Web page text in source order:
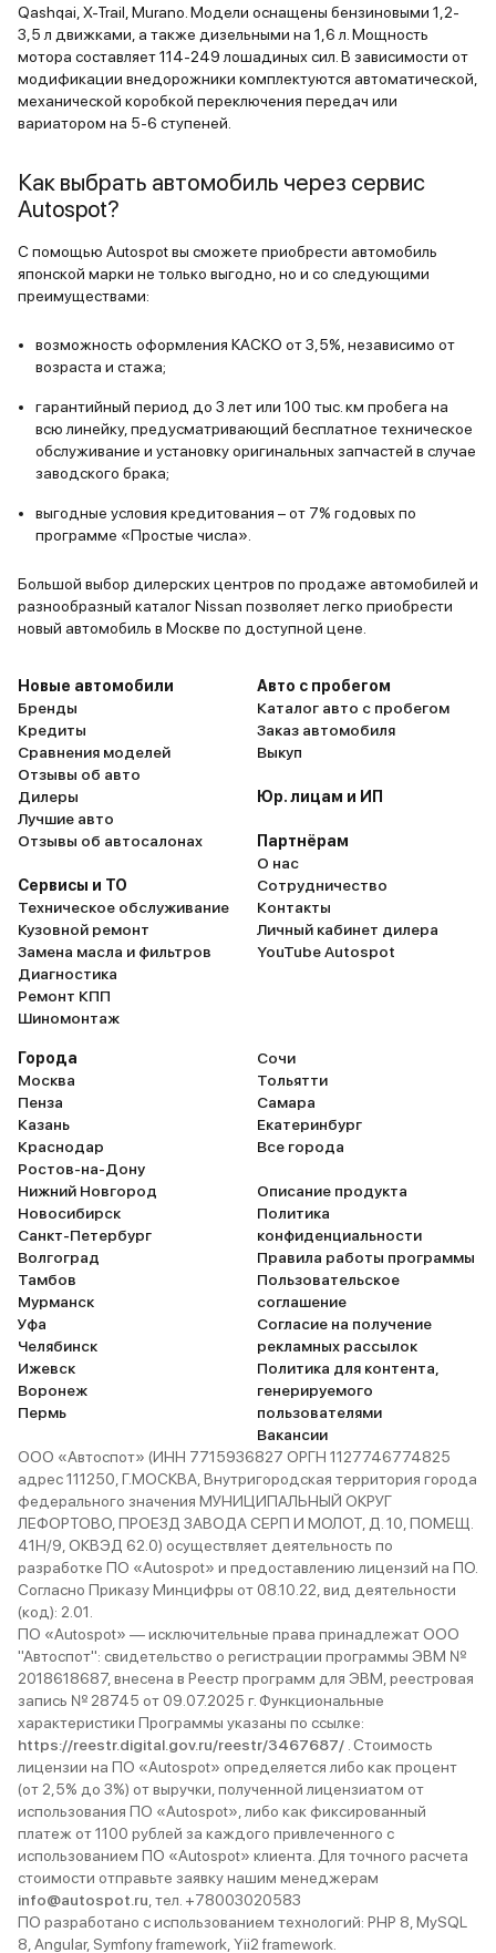
Qashqai, X-Trail, Murano. Модели оснащены бензиновыми 1,2-
3,5 л движками, а также дизельными на 1,6 л. Мощность
мотора составляет 114-249 лошадиных сил. В зависимости от
модификации внедорожники комплектуются автоматической,
механической коробкой переключения передач или
вариатором на 5-6 ступеней.
Как выбрать автомобиль через сервис
Autospot?
С помощью Autospot вы сможете приобрести автомобиль
японской марки не только выгодно, но и со следующими
преимуществами:
возможность оформления КАСКО от 3,5%, независимо от
возраста и стажа;
гарантийный период до 3 лет или 100 тыс. км пробега на
всю линейку, предусматривающий бесплатное техническое
обслуживание и установку оригинальных запчастей в случае
заводского брака;
выгодные условия кредитования – от 7% годовых по
программе «Простые числа».
Большой выбор дилерских центров по продаже автомобилей и
разнообразный каталог Nissan позволяет легко приобрести
новый автомобиль в Москве по доступной цене.
Новые автомобили
Бренды
Кредиты
Сравнения моделей
Отзывы об авто
Дилеры
Лучшие авто
Отзывы об автосалонах
Сервисы и ТО
Техническое обслуживание
Кузовной ремонт
Замена масла и фильтров
Диагностика
Ремонт КПП
Шиномонтаж
Авто с пробегом
Каталог авто с пробегом
Заказ автомобиля
Выкуп
Юр. лицам и ИП
Партнёрам
О нас
Сотрудничество
Контакты
Личный кабинет дилера
YouTube Autospot
Города
Москва
Пенза
Казань
Краснодар
Ростов-на-Дону
Нижний Новгород
Новосибирск
Санкт-Петербург
Волгоград
Тамбов
Мурманск
Уфа
Челябинск
Ижевск
Воронеж
Пермь
Сочи
Тольятти
Самара
Екатеринбург
Все города
Описание продукта
Политика
конфиденциальности
Правила работы программы
Пользовательское
соглашение
Согласие на получение
рекламных рассылок
Политика для контента,
генерируемого
пользователями
Вакансии
ООО «Автоспот» (ИНН 7715936827 ОРГН 1127746774825
адрес 111250, Г.МОСКВА, Внутригородская территория города
федерального значения МУНИЦИПАЛЬНЫЙ ОКРУГ
ЛЕФОРТОВО, ПРОЕЗД ЗАВОДА СЕРП И МОЛОТ, Д. 10, ПОМЕЩ.
41Н/9, ОКВЭД 62.0) осуществляет деятельность по
разработке ПО «Autospot» и предоставлению лицензий на ПО.
Согласно Приказу Минцифры от 08.10.22, вид деятельности
(код): 2.01.
ПО «Autospot» — исключительные права принадлежат ООО
"Автоспот": свидетельство о регистрации программы ЭВМ №
2018618687, внесена в Реестр программ для ЭВМ, реестровая
запись № 28745 от 09.07.2025 г. Функциональные
характеристики Программы указаны по ссылке:
https://reestr.digital.gov.ru/reestr/3467687/ . Стоимость
лицензии на ПО «Autospot» определяется либо как процент
(от 2,5% до 3%) от выручки, полученной лицензиатом от
использования ПО «Autospot», либо как фиксированный
платеж от 1100 рублей за каждого привлеченного с
использованием ПО «Autospot» клиента. Для точного расчета
стоимости отправьте заявку нашим менеджерам
info@autospot.ru , тел. +78003020583
ПО разработано с использованием технологий: PHP 8, MySQL
8, Angular, Symfony framework, Yii2 framework.